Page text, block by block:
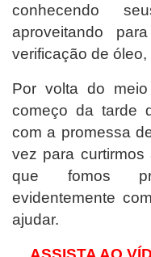
conhecendo
aproveitando
verificação de
Por volta do
começo da tarde
com a promessa
vez para
que fomos
evidentemente
ajudar.